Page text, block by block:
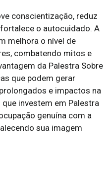
conscientização, reduz
o autocuidado. A
melhora o nível de
combatendo mitos e
da Palestra Sobre
que podem gerar
e impactos na
investem em Palestra
genuína com a
sua imagem